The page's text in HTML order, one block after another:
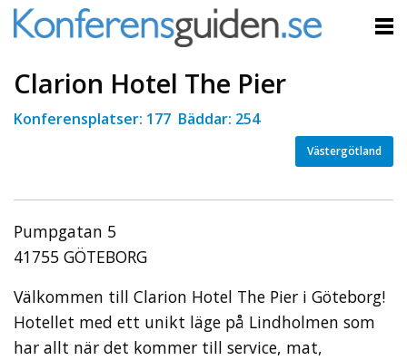
Clarion Hotel The Pier
Konferensplatser: 177 Bäddar: 254
Västergötland
Pumpgatan 5
41755 GÖTEBORG
Välkommen till Clarion Hotel The Pier i Göteborg!
Hotellet med ett unikt läge på Lindholmen som
har allt när det kommer till service, mat,